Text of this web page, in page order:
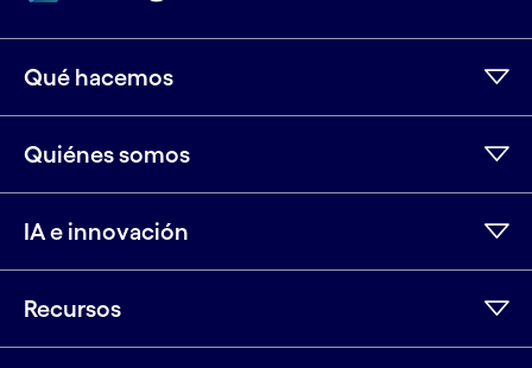
Qué hacemos
Quiénes somos
IA e innovación
Recursos